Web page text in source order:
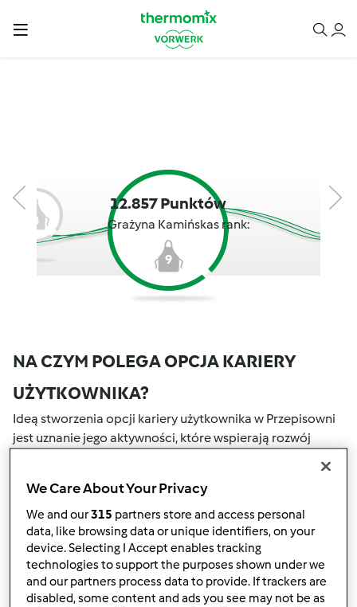
8
12.857 Punktów
Grażyna Kamińskas rank:
9
NA CZYM POLEGA OPCJA KARIERY
UŻYTKOWNIKA?
Ideą stworzenia opcji kariery użytkownika w Przepisowni
jest uznanie jego aktywności, które wspierają rozwój
portalu społecznościowym są nagradzane przez punkty.
Osiągnięcie określonej liczby punktów, automatycznie
podwyższa Twoje miejsce w rankingu społecznościowym,
który określany jest numerem wewnątrz fartucha obok
nazwy użytkownika.
W JAKI SPOSÓB MOŻESZ OTRZYMAĆ
We Care About Your Privacy
We and our315 partners store and access personal
data, like browsing data or unique identifiers, on your
device. Selecting I Accept enables tracking
technologies to support the purposes shown under we
and our partners process data to provide. If trackers are
disabled, some content and ads you see may not be as